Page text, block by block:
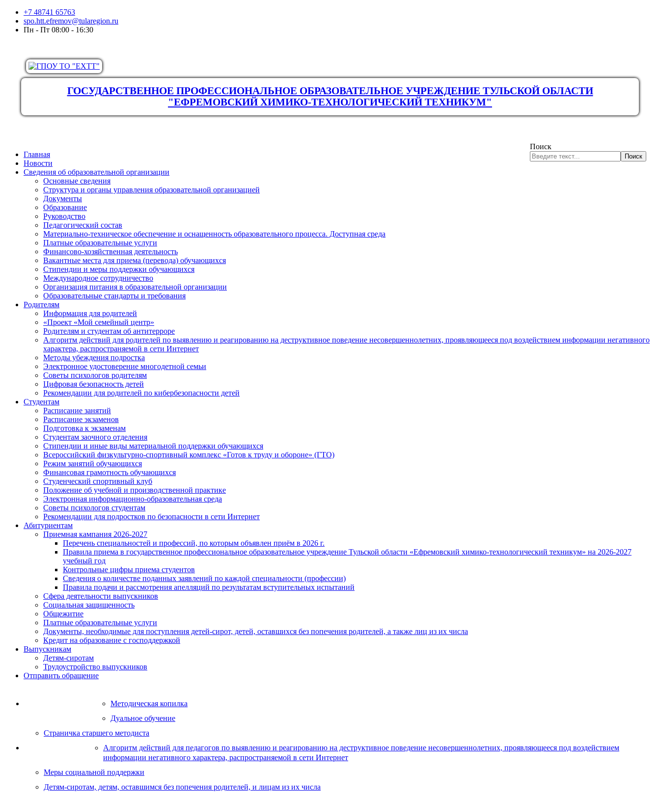
+7 48741 65763
spo.htt.efremov@tularegion.ru
Пн - Пт 08:00 - 16:30
ГОСУДАРСТВЕННОЕ ПРОФЕССИОНАЛЬНОЕ ОБРАЗОВАТЕЛЬНОЕ УЧРЕЖДЕНИЕ ТУЛЬСКОЙ ОБЛАСТИ
"ЕФРЕМОВСКИЙ ХИМИКО-ТЕХНОЛОГИЧЕСКИЙ ТЕХНИКУМ"
Поиск
Поиск
Главная
Новости
Сведения об образовательной организации
Основные сведения
Структура и органы управления образовательной организацией
Документы
Образование
Руководство
Педагогический состав
Материально-техническое обеспечение и оснащенность образовательного процесса. Доступная среда
Платные образовательные услуги
Финансово-хозяйственная деятельность
Вакантные места для приема (перевода) обучающихся
Стипендии и меры поддержки обучающихся
Международное сотрудничество
Организация питания в образовательной организации
Образовательные стандарты и требования
Родителям
Информация для родителей
«Проект «Мой семейный центр»
Родителям и студентам об антитерроре
Алгоритм действий для родителей по выявлению и реагированию на деструктивное поведение несовершеннолетних, проявляющееся под воздействием информации негативного
характера, распространяемой в сети Интернет
Методы убеждения подростка
Электронное удостоверение многодетной семьи
Советы психологов родителям
Цифровая безопасность детей
Рекомендации для родителей по кибербезопасности детей
Студентам
Расписание занятий
Расписание экзаменов
Подготовка к экзаменам
Студентам заочного отделения
Стипендии и иные виды материальной поддержки обучающихся
Всероссийский физкультурно-спортивный комплекс «Готов к труду и обороне» (ГТО)
Режим занятий обучающихся
Финансовая грамотность обучающихся
Студенческий спортивный клуб
Положение об учебной и производственной практике
Электронная информационно-образовательная среда
Советы психологов студентам
Рекомендации для подростков по безопасности в сети Интернет
Абитуриентам
Приемная кампания 2026-2027
Перечень специальностей и профессий, по которым объявлен приём в 2026 г.
Правила приема в государственное профессиональное образовательное учреждение Тульской области «Ефремовский химико-технологический техникум» на 2026-2027
учебный год
Контрольные цифры приема студентов
Сведения о количестве поданных заявлений по каждой специальности (профессии)
Правила подачи и рассмотрения апелляций по результатам вступительных испытаний
Сфера деятельности выпускников
Социальная защищенность
Общежитие
Платные образовательные услуги
Документы, необходимые для поступления детей-сирот, детей, оставшихся без попечения родителей, а также лиц из их числа
Кредит на образование с господдержкой
Выпускникам
Детям-сиротам
Трудоустройство выпускников
Отправить обращение
Методическая копилка
Дуальное обучение
Страничка старшего методиста
Алгоритм действий для педагогов по выявлению и реагированию на деструктивное поведение несовершеннолетних, проявляющееся под воздействием
информации негативного характера, распространяемой в сети Интернет
Меры социальной поддержки
Детям-сиротам, детям, оставшимся без попечения родителей, и лицам из их числа